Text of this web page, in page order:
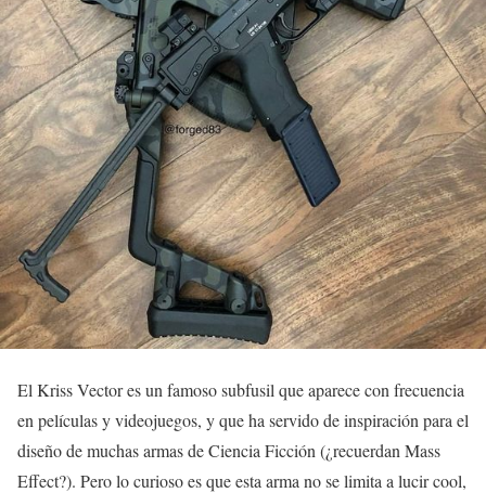
El Kriss Vector es un famoso subfusil que aparece con frecuencia
en películas y videojuegos, y que ha servido de inspiración para el
diseño de muchas armas de Ciencia Ficción (¿recuerdan Mass
Effect?). Pero lo curioso es que esta arma no se limita a lucir cool,